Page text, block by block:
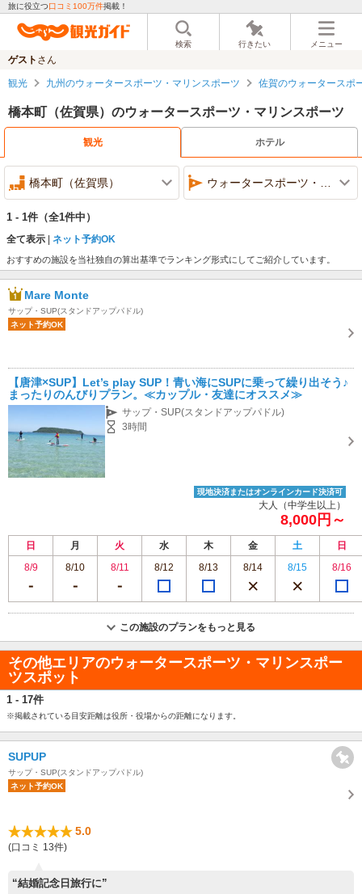
旅に役立つ口コミ100万件掲載！
検索 行きたい メニュー
ゲスト さん
観光 九州のウォータースポーツ・マリンスポーツ 佐賀のウォータースポ
橋本町（佐賀県）のウォータースポーツ・マリンスポーツ
観光 ホテル
橋本町（佐賀県） ウォータースポーツ・マリンスポーツ
1 - 1件 （全1件中）
全て表示 ネット予約OK
おすすめの施設を当社独自の算出基準でランキング形式にしてご紹介しています。
Mare Monte
サップ・SUP(スタンドアップパドル)
ネット予約OK
【唐津×SUP】Let’s play SUP！青い海にSUPに乗って繰り出そう♪
まったりのんびりプラン。≪カップル・友達にオススメ≫
サップ・SUP(スタンドアップパドル)
3時間
現地決済またはオンラインカード決済可
大人（中学生以上）
8,000円～
日 月 火 水 木 金 土
日
8/9
8/10 8/11 8/12 8/13 8/14 8/15 8/16
この施設のプランをもっと見る
その他エリアのウォータースポーツ・マリンスポー
ツスポット
1 - 17件
※掲載されている目安距離は役所・役場からの距離になります。
SUPUP
サップ・SUP(スタンドアップパドル)
ネット予約OK
5.0
(口コミ 13件)
“結婚記念日旅行に”